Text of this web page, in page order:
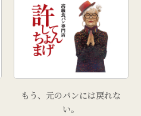
もう、元のパンには戻れな
い。